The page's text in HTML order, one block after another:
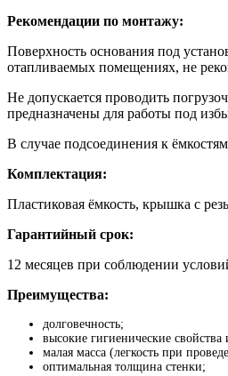
Рекомендации по монтажу:
Поверхность основания под
отапливаемых помещениях, не
Не допускается проводить
предназначены для работы под
В случае подсоединения к
Комплектация:
Пластиковая ёмкость, крышка с
Гарантийный срок:
12 месяцев при соблюдении
Преимущества:
долговечность;
высокие гигиенические свойства
малая масса (легкость при
оптимальная толщина стенки;